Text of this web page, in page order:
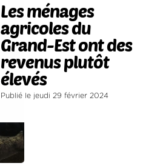
Les ménages
agricoles du
Grand-Est ont des
revenus plutôt
élevés
Publié le jeudi 29 février 2024